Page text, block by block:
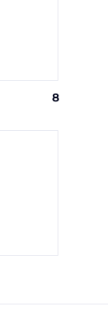
8